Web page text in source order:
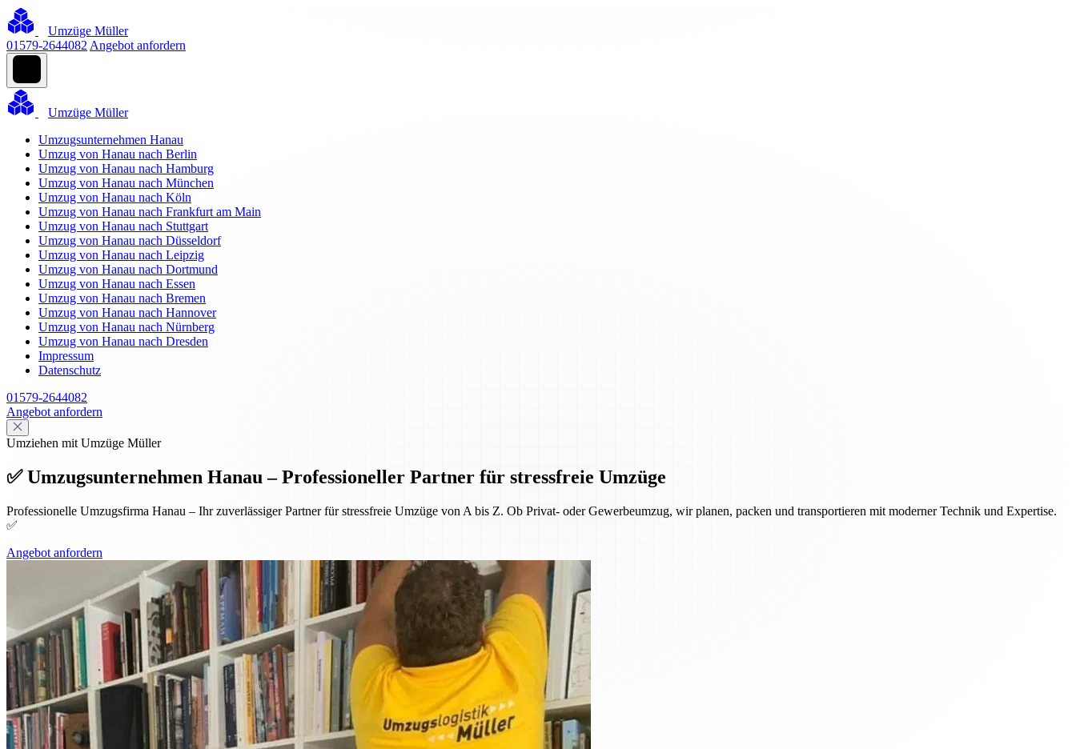
Umzüge Müller
01579-2644082 Angebot anfordern
Umzüge Müller
Umzugsunternehmen Hanau
Umzug von Hanau nach Berlin
Umzug von Hanau nach Hamburg
Umzug von Hanau nach München
Umzug von Hanau nach Köln
Umzug von Hanau nach Frankfurt am Main
Umzug von Hanau nach Stuttgart
Umzug von Hanau nach Düsseldorf
Umzug von Hanau nach Leipzig
Umzug von Hanau nach Dortmund
Umzug von Hanau nach Essen
Umzug von Hanau nach Bremen
Umzug von Hanau nach Hannover
Umzug von Hanau nach Nürnberg
Umzug von Hanau nach Dresden
Impressum
Datenschutz
01579-2644082
Angebot anfordern
Umziehen mit Umzüge Müller
✅ Umzugsunternehmen Hanau – Professioneller Partner für stressfreie Umzüge
Professionelle Umzugsfirma Hanau – Ihr zuverlässiger Partner für stressfreie Umzüge von A bis Z. Ob Privat- oder Gewerbeumzug, wir planen, packen und transportieren mit moderner Technik und Expertise.
✅
Angebot anfordern